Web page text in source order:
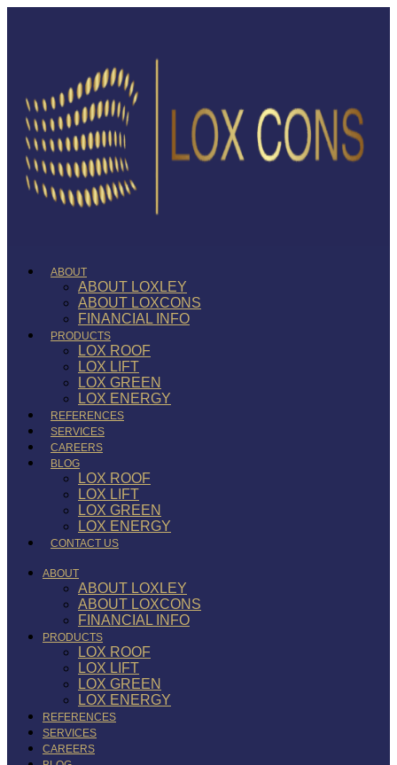
ABOUT
ABOUT LOXLEY
ABOUT LOXCONS
FINANCIAL INFO
PRODUCTS
LOX ROOF
LOX LIFT
LOX GREEN
LOX ENERGY
REFERENCES
SERVICES
CAREERS
BLOG
LOX ROOF
LOX LIFT
LOX GREEN
LOX ENERGY
CONTACT US
ABOUT
ABOUT LOXLEY
ABOUT LOXCONS
FINANCIAL INFO
PRODUCTS
LOX ROOF
LOX LIFT
LOX GREEN
LOX ENERGY
REFERENCES
SERVICES
CAREERS